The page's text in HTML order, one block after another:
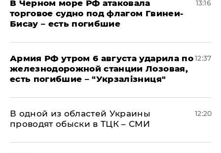
В Черном море РФ атаковала
торговое судно под флагом Гвинеи-
Бисау – есть погибшие
13:16
Армия РФ утром 6 августа ударила по
железнодорожной станции Лозовая,
есть погибшие – "Укрзалізниця"
12:37
В одной из областей Украины
проводят обыски в ТЦК – СМИ
12:20